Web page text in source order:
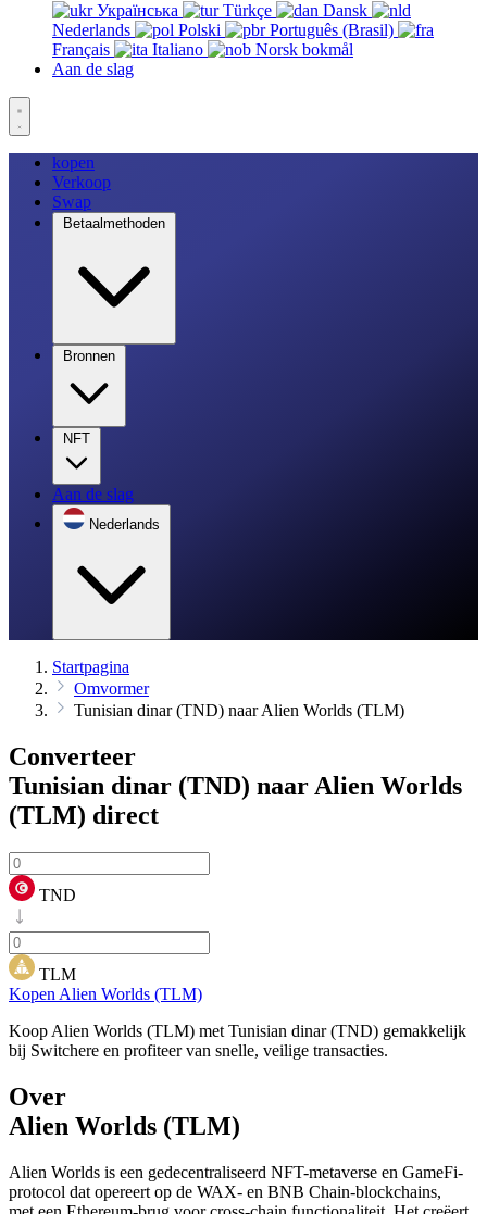
Українська
Türkçe
Dansk
Nederlands
Polski
Português (Brasil)
Français
Italiano
Norsk bokmål
Aan de slag
kopen
Verkoop
Swap
Betaalmethoden
Bronnen
NFT
Aan de slag
Nederlands
Startpagina
Omvormer
Tunisian dinar (TND) naar Alien Worlds (TLM)
Converteer
Tunisian dinar (TND) naar Alien Worlds
(TLM) direct
TND
TLM
Kopen Alien Worlds (TLM)
Koop Alien Worlds (TLM) met Tunisian dinar (TND) gemakkelijk
bij Switchere en profiteer van snelle, veilige transacties.
Over
Alien Worlds (TLM)
Alien Worlds is een gedecentraliseerd NFT-metaverse en GameFi-
protocol dat opereert op de WAX- en BNB Chain-blockchains,